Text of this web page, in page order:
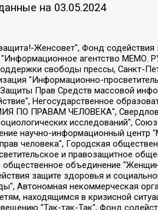
на 03.05.2024
SIA", зарегистрированное в Риге, Латвийская Республика (дата регистрации 26.06.2015), являющееся администратором доменного имени интернет-издания "The Insider SIA", https://theins.ru, Постернак Алексей Евгеньевич, Рубин Михаил Аркадьевич, Анин Роман Александрович, Юридическое лицо Istories fonds, зарегистрированное в Латвийской Республике (регистрационный номер 50008295751, дата регистрации 24.02.2020), Великовский Дмитрий Александрович, Долинина Ирина Николаевна, Мароховская Алеся Алексеевна, Шлейнов Роман Юрьевич, Шмагун Олеся Валентиновна, Общество с ограниченной ответственностью "Альтаир 2021", Общество с ограниченной ответственностью "Вега 2021", Общество с ограниченной ответственностью "Главный редактор 2021", Общество с ограниченной ответственностью "Ромашки монолит", Важенков Артем Валерьевич, Ивановская областная общественная организация "Центр гендерных исследований", Гурман Юрий Альбертович, Медиапроект "ОВД-Инфо", Егоров Владимир Владимирович, Жилинский Владимир Александрович, Общество с ограниченной ответственностью "ЗП", Иванова София Юрьевна, Карезина Инна Павловна, Кильтау Екатерина Викторовна, Петров Алексей Викторович, Пискунов Сергей Евгеньевич, Смирнов Сергей Сергеевич, Тихонов Михаил Сергеевич, Общество с ограниченной ответственностью "ЖУРНАЛИСТ-ИНОСТРАННЫЙ АГЕНТ", Арапова Галина Юрьевна, Вольтская Татьяна Анатольевна, Американская компания "Mason G.E.S. Anonymous Foundation" (США), являющаяся владельцем интернет-издания https://mnews.world/, Компания "Stichting Bellingcat", зарегистрированная в Нидерландах (дата регистрации 11.07.2018), Захаров Андрей Вячеславович, Клепиковская Екатерина Дмитриевна, Общество с ограниченной ответственностью "МЕМО", Перл Роман Александрович, Симонов Евгений Алексеевич, Соловьева Елена Анатольевна, Сотников Даниил Владимирович, Сурначева Елизавета Дмитриевна, Автономная некоммерческая организация по защите прав человека и информированию населения "Якутия – Наше Мнение", Общество с ограниченной ответственностью "Москоу диджитал медиа", с 26.01.2023 Общество с ограниченной ответственностью